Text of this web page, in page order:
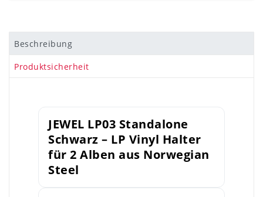
Beschreibung
Produktsicherheit
JEWEL LP03 Standalone
Schwarz – LP Vinyl Halter
für 2 Alben aus Norwegian
Steel